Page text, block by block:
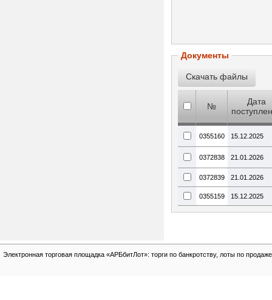
Документы
№
Дата
0355160 15.12.2025
0372838 21.01.2026
0372839 21.01.2026
0355159 15.12.2025
Электронная торговая площадка «АРБбитЛот»: торги по банкротству, лоты по